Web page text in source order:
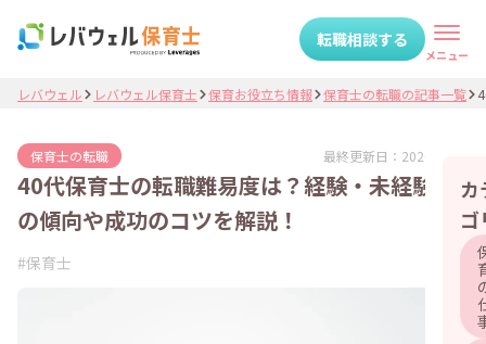
転職相談する
メニュー
カ
ゴ
レバウェル レバウェル保育士 保育お役立ち情報 保育士の転職の記事一覧
保育士の転職 最終更新日： 2026.03.19
40代保育士の転職難易度は？経験・未経験別
の傾向や成功のコツを解説！
#保育士